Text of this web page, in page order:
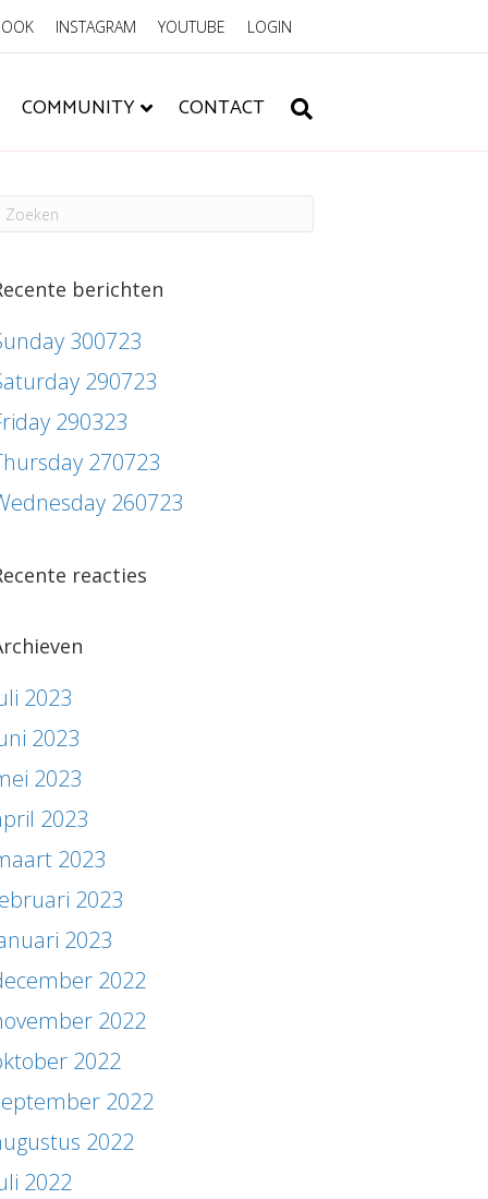
INSTAGRAM YOUTUBE LOGIN
COMMUNITY CONTACT
berichten
300723
290723
290323
270723
260723
reacties
2023
2023
2023
2023
2023
2023
2023
2022
2022
2022
2022
2022
2022